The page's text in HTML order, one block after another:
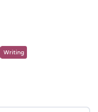
Writing